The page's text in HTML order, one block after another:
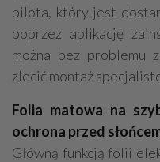
pilota, który jest
poprzez aplikację
można bez problemu
zlecić montaż
Folia matowa na
ochrona przed
Główną funkcją folii